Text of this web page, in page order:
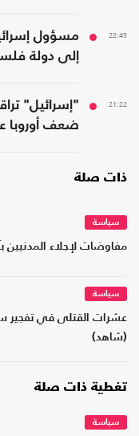
22:45
مسؤول
إلى دولة
21:22
"إسرائيل"
ضعف أوروبا
ذات صلة
سياسة
مفاوضات لإجلاء المدنيين
سياسة
عشرات القتلى في تفجير
(شاهد)
تغطية ذات صلة
سياسة